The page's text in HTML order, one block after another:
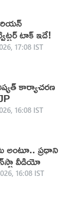
టాక్ ఇదే!
17:08 IST
కార్యాచరణ
16:08 IST
అంటూ.. ప్రధాని
వీడియో
16:08 IST